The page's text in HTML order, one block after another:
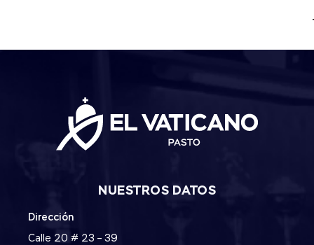
NUESTROS DATOS
Dirección
Calle 20 # 23 – 39